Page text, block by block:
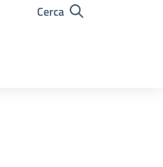
Cerca